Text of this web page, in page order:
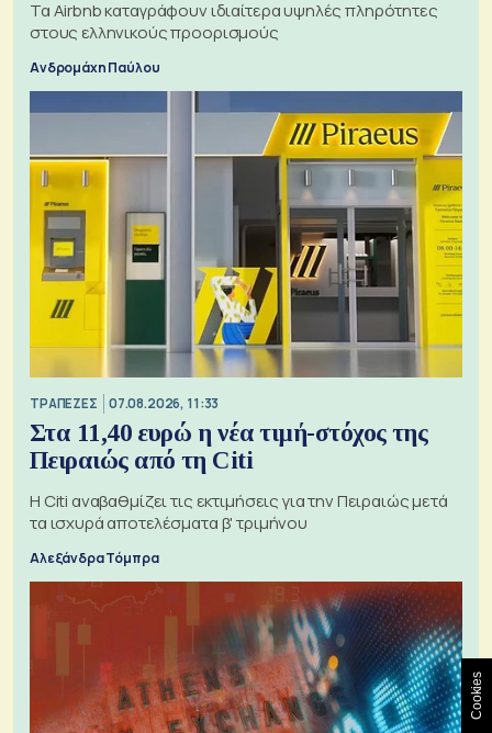
Τα Airbnb καταγράφουν ιδιαίτερα υψηλές πληρότητες
στους ελληνικούς προορισμούς
Ανδρομάχη Παύλου
ΤΡΑΠΕΖΕΣ 07.08.2026, 11:33
Στα 11,40 ευρώ η νέα τιμή-στόχος της
Πειραιώς από τη Citi
Η Citi αναβαθμίζει τις εκτιμήσεις για την Πειραιώς μετά
τα ισχυρά αποτελέσματα β' τριμήνου
Αλεξάνδρα Τόμπρα
Cookies